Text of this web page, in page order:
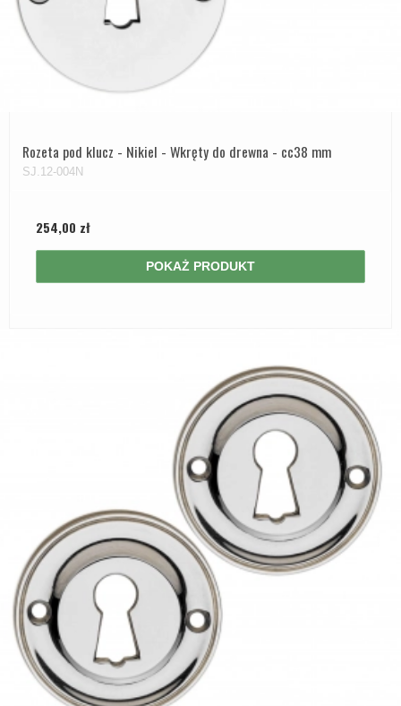
Rozeta pod klucz - Nikiel - Wkręty do drewna - cc38 mm
SJ.12-004N
254,00 zł
POKAŻ PRODUKT